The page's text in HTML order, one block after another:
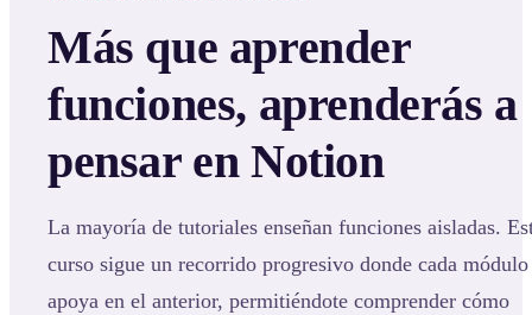
Más que aprender
funciones, aprenderás a
pensar en Notion
La mayoría de tutoriales enseñan funciones aisladas.
curso sigue un recorrido progresivo donde cada módulo
apoya en el anterior, permitiéndote comprender cómo